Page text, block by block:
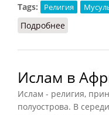
Tags:
Религия
Подробнее
Ислам в
Ислам - религия,
полуострова. В